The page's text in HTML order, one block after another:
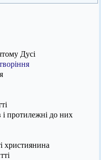
Дусі
і протилежні до них
християнина